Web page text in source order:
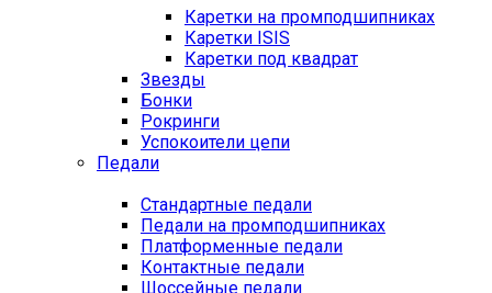
Каретки на промподшипниках
Каретки ISIS
Каретки под квадрат
Звезды
Бонки
Рокринги
Успокоители цепи
Педали
Стандартные педали
Педали на промподшипниках
Платформенные педали
Контактные педали
Шоссейные педали